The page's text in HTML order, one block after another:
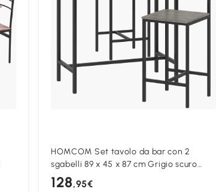
HOMCOM Set tavolo da bar con 2
sgabelli 89 x 45 x 87 cm Grigio scuro
(antracite)
128,95€